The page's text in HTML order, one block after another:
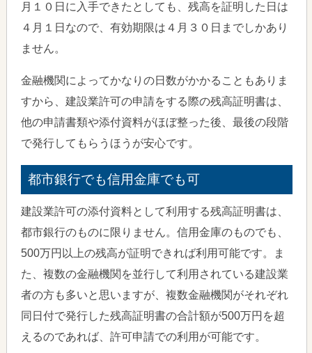
月１０日に入手できたとしても、残高を証明した日は
４月１日なので、有効期限は４月３０日までしかあり
ません。
金融機関によってかなりの日数がかかることもありま
すから、建設業許可の申請をする際の残高証明書は、
他の申請書類や添付資料がほぼ整った後、最後の段階
で発行してもらうほうが安心です。
都市銀行でも信用金庫でも可
建設業許可の添付資料として利用する残高証明書は、
都市銀行のものに限りません。信用金庫のものでも、
500万円以上の残高が証明できれば利用可能です。ま
た、複数の金融機関を並行して利用されている建設業
者の方も多いと思いますが、複数金融機関がそれぞれ
同日付で発行した残高証明書の合計額が500万円を超
えるのであれば、許可申請での利用が可能です。